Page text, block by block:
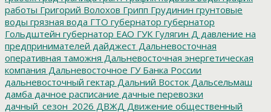
работы Григорий Волохов Грипп Грудинин грунтовые
воды грязная вода ГТО губернатор губернатор
Гольдштейн губернатор ЕАО ГУК Гулягин Д давление на
предпринимателей дайджест Дальневосточная
оперативная таможня Дальневосточная энергетическая
компания Дальневосточное ГУ Банка России
дальневосточный гектар Дальний Восток Дальсельмаш
дамба дачное расписание дачные перевозки
дачный_сезон_2026 ДВЖД Движение общественный